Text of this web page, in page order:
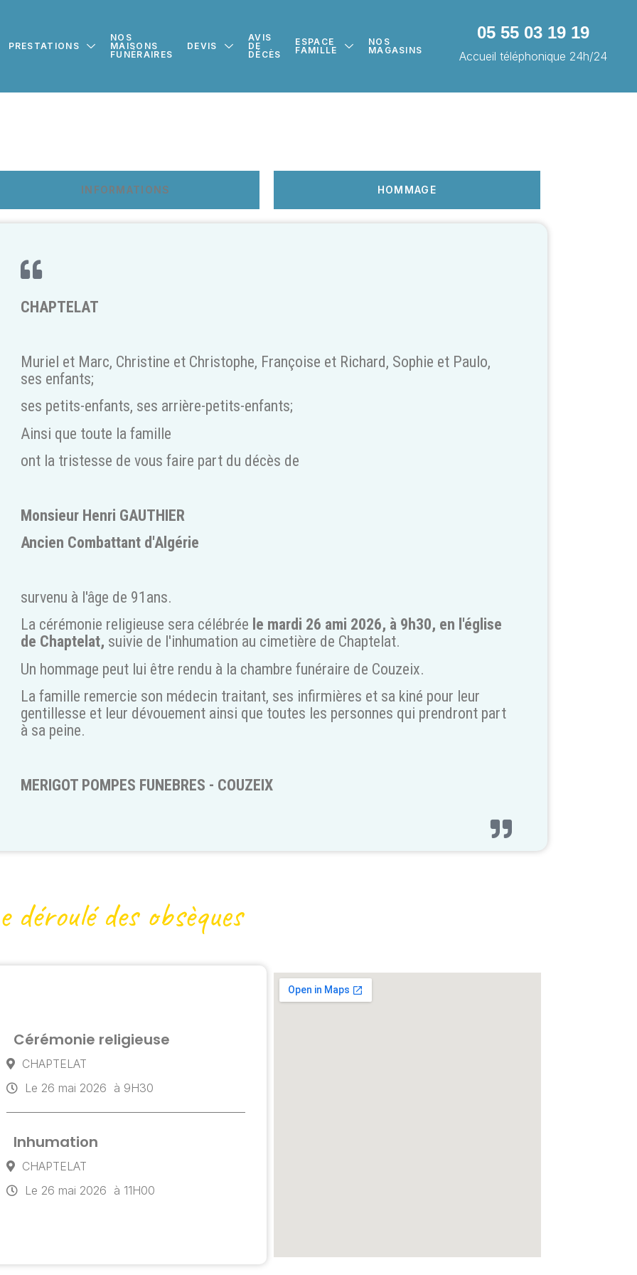
PRESTATIONS
NOS
MAISONS
FUNÉRAIRES
DEVIS
AVIS
DE
DÉCÈS
ESPACE
FAMILLE
NOS
MAGASINS
05 55 03 19 19
Accueil téléphonique 24h/24
INFORMATIONS HOMMAGE
CHAPTELAT
Muriel et Marc, Christine et Christophe, Françoise et Richard, Sophie et Paulo,
ses enfants;
ses petits-enfants, ses arrière-petits-enfants;
Ainsi que toute la famille
ont la tristesse de vous faire part du décès de
Monsieur Henri GAUTHIER
Ancien Combattant d'Algérie
survenu à l'âge de 91ans.
La cérémonie religieuse sera célébrée le mardi 26 ami 2026, à 9h30, en l'église
de Chaptelat, suivie de l'inhumation au cimetière de Chaptelat.
Un hommage peut lui être rendu à la chambre funéraire de Couzeix.
La famille remercie son médecin traitant, ses infirmières et sa kiné pour leur
gentillesse et leur dévouement ainsi que toutes les personnes qui prendront part
à sa peine.
MERIGOT POMPES FUNEBRES - COUZEIX
déroulé des obsèques
Cérémonie religieuse
CHAPTELAT
Le 26 mai 2026 à 9H30
Inhumation
CHAPTELAT
Le 26 mai 2026 à 11H00